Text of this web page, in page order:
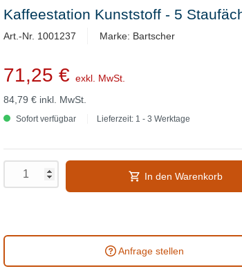
Kaffeestation Kunststoff - 5
Art.-Nr. 1001237 Marke: Bartscher
71,25 € exkl. MwSt.
84,79 € inkl. MwSt.
Sofort verfügbar Lieferzeit: 1 - 3 Werktage
In den Warenkorb
Anfrage stellen